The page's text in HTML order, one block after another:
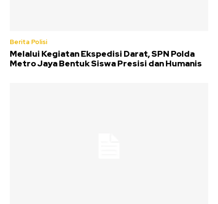
Berita Polisi
Melalui Kegiatan Ekspedisi Darat, SPN Polda
Metro Jaya Bentuk Siswa Presisi dan Humanis